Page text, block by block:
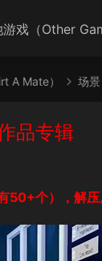
戏（Other
A Mate） 场景
品专辑
50+个），